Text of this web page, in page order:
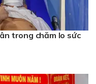
trong chăm lo sức